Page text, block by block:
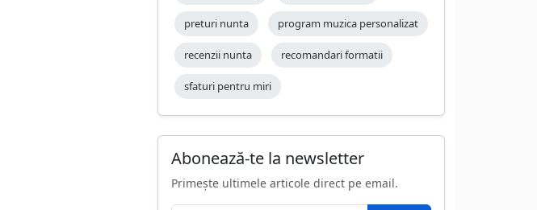
preturi nunta program muzica personalizat
recenzii nunta recomandari formatii
sfaturi pentru miri
Abonează-te la newsletter
Primește ultimele articole direct pe email.